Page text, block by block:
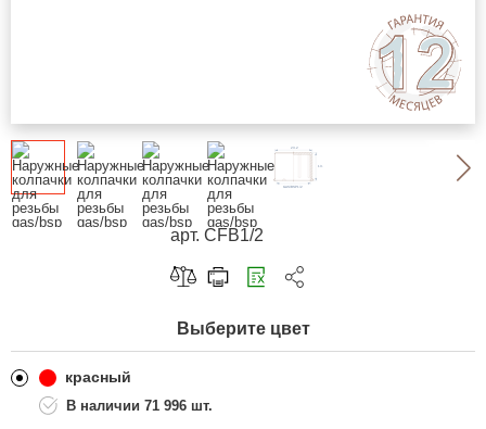
арт. CFB1/2
Скопировать ссылку
Telegram
Одноклассники
Выберите цвет
красный
71 996 шт.